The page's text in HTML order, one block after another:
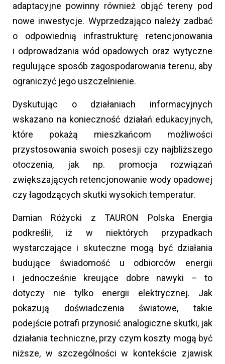
adaptacyjne powinny również objąć tereny pod
nowe inwestycje. Wyprzedzająco należy zadbać
o odpowiednią infrastrukturę retencjonowania
i odprowadzania wód opadowych oraz wytyczne
regulujące sposób zagospodarowania terenu, aby
ograniczyć jego uszczelnienie.
Dyskutując o działaniach informacyjnych
wskazano na konieczność działań edukacyjnych,
które pokażą mieszkańcom możliwości
przystosowania swoich posesji czy najbliższego
otoczenia, jak np. promocja rozwiązań
zwiększających retencjonowanie wody opadowej
czy łagodzących skutki wysokich temperatur.
Damian Różycki z TAURON Polska Energia
podkreślił, iż w niektórych przypadkach
wystarczające i skuteczne mogą być działania
budujące świadomość u odbiorców energii
i jednocześnie kreujące dobre nawyki – to
dotyczy nie tylko energii elektrycznej. Jak
pokazują doświadczenia światowe, takie
podejście potrafi przynosić analogiczne skutki, jak
działania techniczne, przy czym koszty mogą być
niższe, w szczególności w kontekście zjawisk